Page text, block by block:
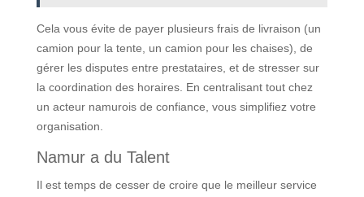
Cela vous évite de payer plusieurs frais de livraison (un
camion pour la tente, un camion pour les chaises), de
gérer les disputes entre prestataires, et de stresser sur
la coordination des horaires. En centralisant tout chez
un acteur namurois de confiance, vous simplifiez votre
organisation.
Namur a du Talent
Il est temps de cesser de croire que le meilleur service